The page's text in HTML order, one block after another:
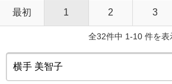
最初 1 2 3
全32件中 1-10 件を表